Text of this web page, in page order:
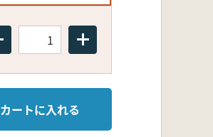
カートに入れる